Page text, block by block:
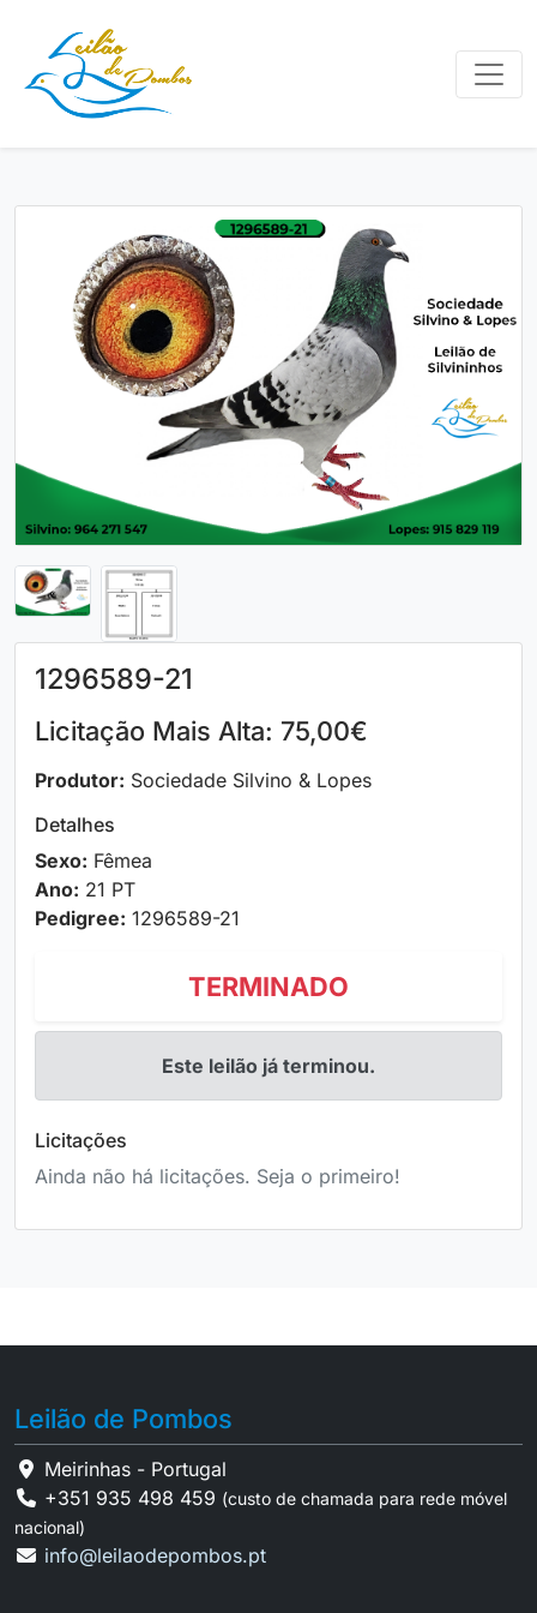
1296589-21
Licitação Mais Alta: 75,00€
Produtor: Sociedade Silvino & Lopes
Detalhes
Sexo: Fêmea
Ano: 21 PT
Pedigree: 1296589-21
TERMINADO
Este leilão já terminou.
Licitações
Ainda não há licitações. Seja o primeiro!
Leilão de Pombos
Meirinhas - Portugal
+351 935 498 459 (custo de chamada para rede móvel
nacional)
info@leilaodepombos.pt